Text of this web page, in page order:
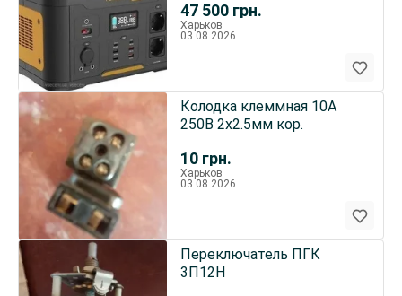
47 500 грн.
1166
Харьков
03.08.2026
10 грн.
Колодка клеммная 10А
250В 2х2.5мм кор.
Харьков
03.08.2026
Переключатель ПГК
3П12Н